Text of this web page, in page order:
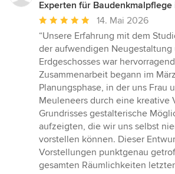
Experten für
Durchschnittliche
Bewertung:
5
von
5
Sternen
14. Mai 2026
“Unsere Erfahrung mit dem
der aufwendigen Neugestaltung
Erdgeschosses war
Zusammenarbeit begann im
Planungsphase, in der uns Frau
Meuleneers durch eine kreative
Grundrisses gestalterische
aufzeigten, die wir uns selbst
vorstellen können. Dieser
Vorstellungen punktgenau
gesamten Räumlichkeiten